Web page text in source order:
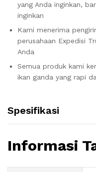
yang Anda inginkan,
inginkan
Kami menerima
perusahaan Expedisi
Anda
Semua produk kami
ikan ganda yang rapi
Spesifikasi
Informasi